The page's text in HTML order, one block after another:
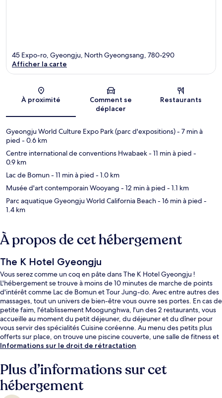
Carte
45 Expo-ro, Gyeongju, North Gyeongsang, 780-290
Afficher la carte
À proximité
Comment se
déplacer
Restaurants
Gyeongju World Culture Expo Park (parc d'expositions)- 7 min à
pied - 0.6 km
Centre international de conventions Hwabaek- 11 min à pied -
0.9 km
Lac de Bomun- 11 min à pied - 1.0 km
Musée d'art contemporain Wooyang - 12 min à pied - 1.1 km
Parc aquatique Gyeongju World California Beach- 16 min à pied -
1.4 km
À propos de cet hébergement
The K Hotel Gyeongju
Vous serez comme un coq en pâte dans The K Hotel Gyeongju !
L'hébergement se trouve à moins de 10 minutes de marche de points
d'intérêt comme Lac de Bomun et Tour Jung-do. Avec entre autres des
massages, tout un univers de bien-être vous ouvre ses portes. En cas de
petite faim, l'établissement Moogunghwa, l'un des 2 restaurants, vous
accueille au moment du petit déjeuner, du déjeuner et du dîner pour
vous servir des spécialités Cuisine coréenne. Au menu des petits plus
offerts sur place, on trouve une piscine couverte, une salle de fitness et
un sauna. Sympa non ?
Informations sur le droit de rétractation
Plus d’informations sur cet
hébergement